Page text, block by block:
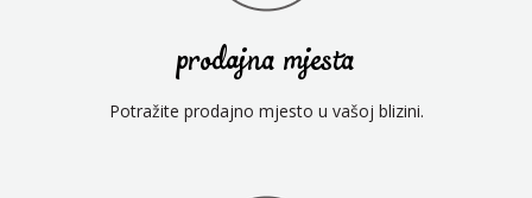
prodajna mjesta
Potražite prodajno mjesto u vašoj blizini.